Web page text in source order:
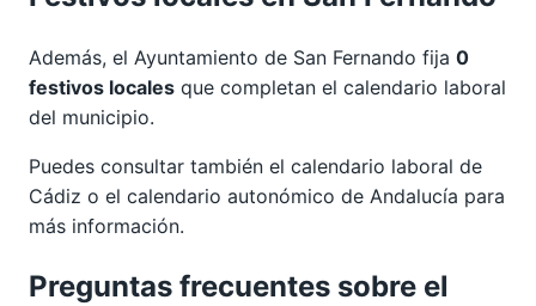
Además, el Ayuntamiento de San Fernando fija 0
festivos locales que completan el calendario laboral
del municipio.
Puedes consultar también el calendario laboral de
Cádiz o el calendario autonómico de Andalucía para
más información.
Preguntas frecuentes sobre el